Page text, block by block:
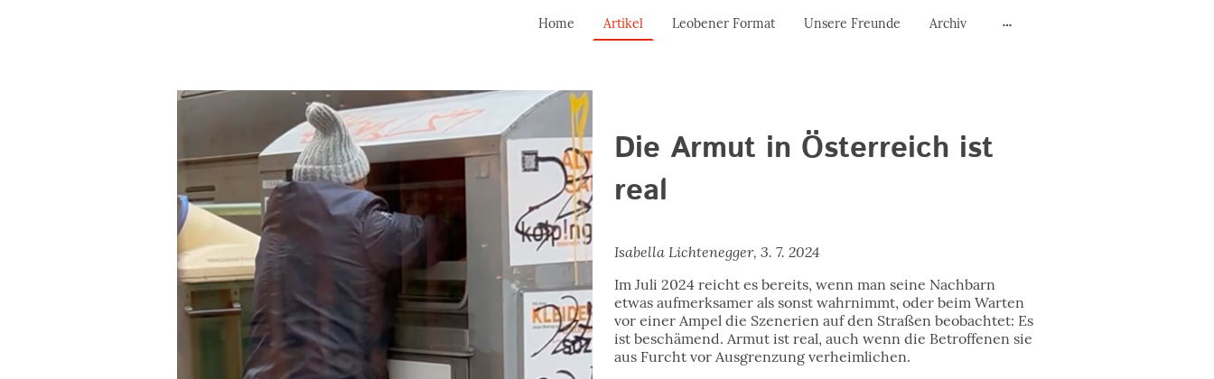
Home Artikel Leobener Format Unsere Freunde Archiv
Die Armut in Österreich ist
real
Isabella Lichtenegger, 3. 7. 2024
Im Juli 2024 reicht es bereits, wenn man seine Nachbarn
etwas aufmerksamer als sonst wahrnimmt, oder beim Warten
vor einer Ampel die Szenerien auf den Straßen beobachtet: Es
ist beschämend. Armut ist real, auch wenn die Betroffenen sie
aus Furcht vor Ausgrenzung verheimlichen.